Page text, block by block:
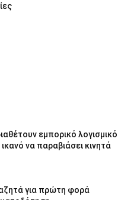
εμπορικό λογισμικό
να παραβιάσει κινητά
για πρώτη φορά